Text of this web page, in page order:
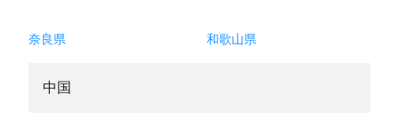
奈良県 和歌山県
中国